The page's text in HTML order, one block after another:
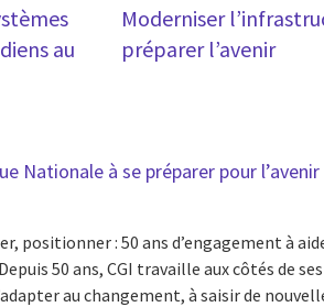
au
Moderniser
préparer l’avenir
Nationale à se préparer pour
positionner : 50 ans d’engagement à
50 ans, CGI travaille aux côtés de
au changement, à saisir de